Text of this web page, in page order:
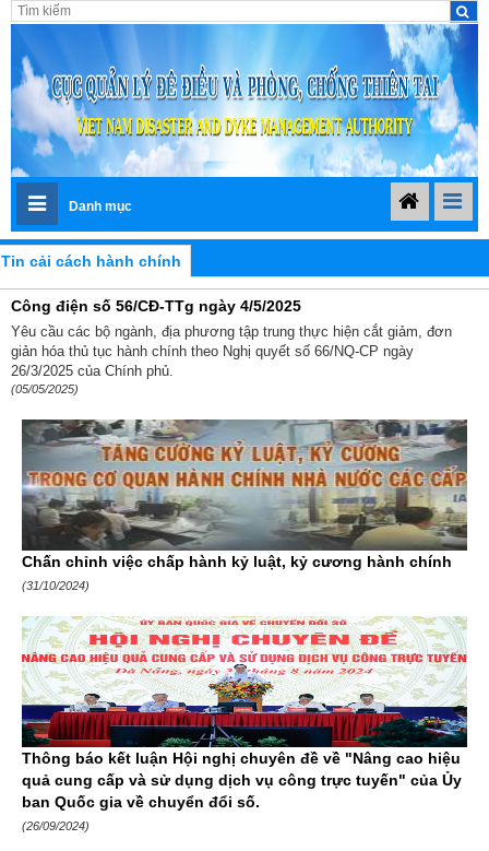
Danh mục
Tin cải cách hành chính
Công điện số 56/CĐ-TTg ngày 4/5/2025
Yêu cầu các bộ ngành, địa phương tập trung thực hiện cắt giảm, đơn
giản hóa thủ tục hành chính theo Nghị quyết số 66/NQ-CP ngày
26/3/2025 của Chính phủ.
(05/05/2025)
Chấn chỉnh việc chấp hành kỷ luật, kỷ cương hành chính
(31/10/2024)
Thông báo kết luận Hội nghị chuyên đề về "Nâng cao hiệu
quả cung cấp và sử dụng dịch vụ công trực tuyến" của Ủy
ban Quốc gia về chuyển đổi số.
(26/09/2024)